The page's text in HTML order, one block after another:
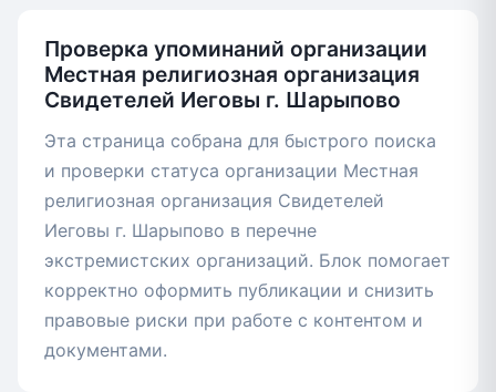
Проверка упоминаний организации
Местная религиозная организация
Свидетелей Иеговы г. Шарыпово
Эта страница собрана для быстрого поиска
и проверки статуса организации Местная
религиозная организация Свидетелей
Иеговы г. Шарыпово в перечне
экстремистских организаций. Блок помогает
корректно оформить публикации и снизить
правовые риски при работе с контентом и
документами.